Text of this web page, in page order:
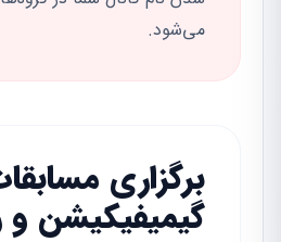
می‌شود.
برگزاری
گیمیفیکیشن